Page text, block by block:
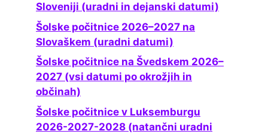
Sloveniji (uradni in dejanski datumi)
Šolske počitnice 2026–2027 na
Slovaškem (uradni datumi)
Šolske počitnice na Švedskem 2026–
2027 (vsi datumi po okrožjih in
občinah)
Šolske počitnice v Luksemburgu
2026-2027-2028 (natančni uradni